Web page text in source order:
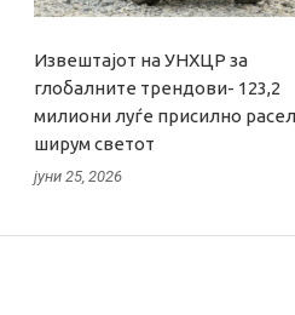
Извештајот на УНХЦР за
глобалните трендови- 123,2
милиони луѓе присилно
ширум светот
јуни 25, 2026